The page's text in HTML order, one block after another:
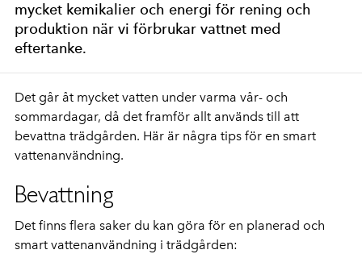
mycket kemikalier och energi för rening och
produktion när vi förbrukar vattnet med
eftertanke.
Det går åt mycket vatten under varma vår- och
sommardagar, då det framför allt används till att
bevattna trädgården. Här är några tips för en smart
vattenanvändning.
Bevattning
Det finns flera saker du kan göra för en planerad och
smart vattenanvändning i trädgården: